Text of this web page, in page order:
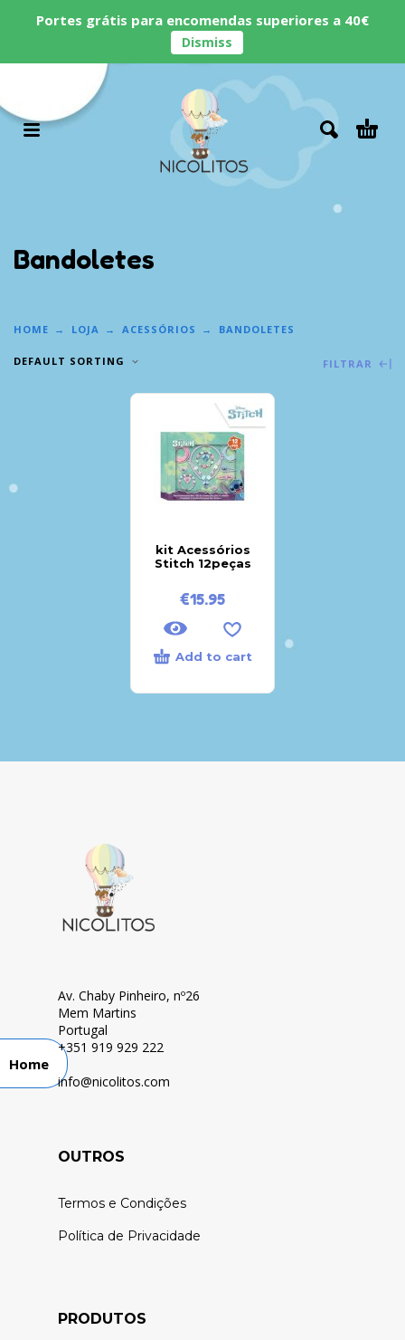
Portes grátis para encomendas superiores a 40€
Dismiss
Bandoletes
HOME LOJA ACESSÓRIOS BANDOLETES
DEFAULT SORTING FILTRAR
kit Acessórios
Stitch 12peças
€15.95
Add to cart
Home
Av. Chaby Pinheiro, nº26
Mem Martins
Portugal
+351 919 929 222
info@nicolitos.com
OUTROS
Termos e Condições
Política de Privacidade
PRODUTOS